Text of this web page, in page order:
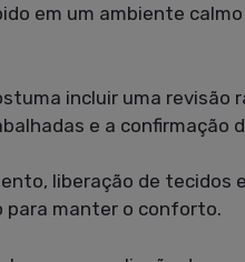
em um ambiente
incluir uma revisão
e a confirmação
liberação de tecidos
para manter o conforto.